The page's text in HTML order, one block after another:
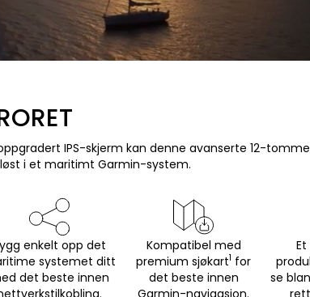
IPS-skjerm kan denne avanserte 12-
i et maritimt Garmin-system.
enkelt opp det
systemet ditt
det beste innen
Kompatibel med
premium sjøkart1 for
det beste innen
Garmin-navigasjon.
se